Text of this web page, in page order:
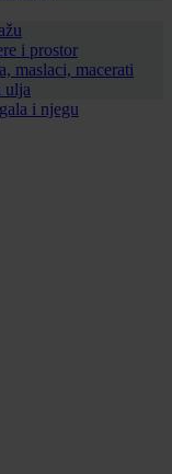
i prostor
maslaci, macerati
ulja
i njegu